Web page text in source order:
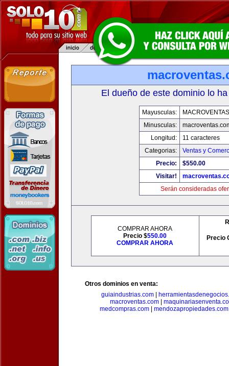
El dueño de este dominio lo
Mayusculas:
Minusculas:
Longitud:
11 caracteres
Categorias:
Ventas y
Precio:
$550.00
Visitar!
Serán consideradas
COMPRAR AHORA
Precio $550.00
COMPRAR AHORA
Precio
Otros dominios en venta:
guiaindustrias.com
macroventas.com
medcompras.com| mendozapropiedades.com